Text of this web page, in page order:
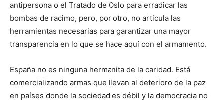
antipersona o el Tratado de Oslo para erradicar las
bombas de racimo, pero, por otro, no articula las
herramientas necesarias para garantizar una mayor
transparencia en lo que se hace aquí con el armamento.
España no es ninguna hermanita de la caridad. Está
comercializando armas que llevan al deterioro de la paz
en países donde la sociedad es débil y la democracia no